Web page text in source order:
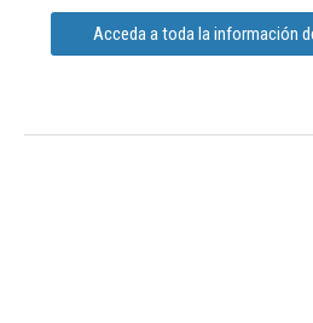
Acceda a toda la información